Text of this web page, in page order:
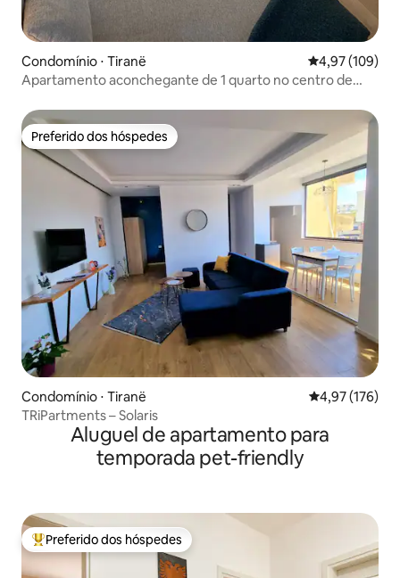
Condomínio ⋅ Tiranë 4,97 de uma
4,97 (109)
Apartamento aconchegante de 1 quarto no centro de
Preferido dos hóspedes
Preferido dos hóspedes
Condomínio ⋅ Tiranë 4,97 de uma
4,97 (176)
TRiPartments – Solaris
Aluguel de apartamento para
temporada pet-friendly
Entre os melhores preferidos dos hóspedes
Preferido dos hóspedes